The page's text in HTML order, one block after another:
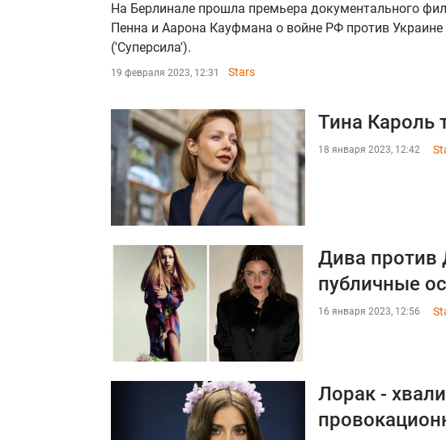
На Берлинале прошла премьера документального
Пенна и Аарона Кауфмана о войне РФ против Украине
('Суперсила').
19 февраля 2023, 12:31 Stars
Тина Кароль
18 января 2023, 12:42
Дива против
публичные
16 января 2023, 12:56
Лорак -